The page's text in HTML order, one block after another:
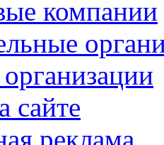
компании
сайте
реклама